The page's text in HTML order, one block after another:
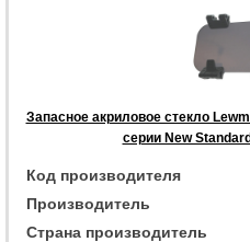
Запасное акриловое стекло
серии New
Код производителя
Производитель
Страна производитель